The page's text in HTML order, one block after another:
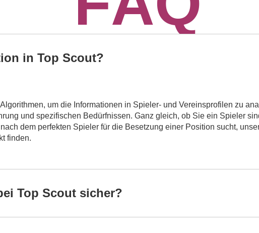
in Top Scout?
um die Informationen in Spieler- und Vereinsprofilen zu
und spezifischen Bedürfnissen. Ganz gleich, ob Sie ein Spieler
dem perfekten Spieler für die Besetzung einer Position sucht,
finden.
Top Scout sicher?